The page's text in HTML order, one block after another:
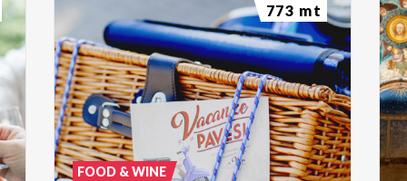
FOOD & WINE
773 mt